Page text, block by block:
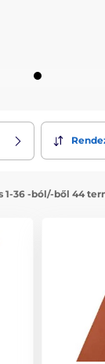
1-36 -ból/-ből 44